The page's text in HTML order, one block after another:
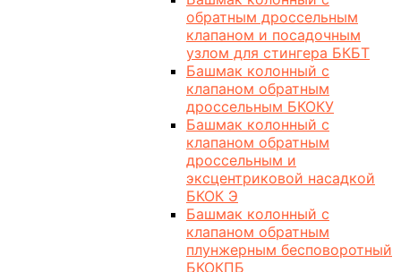
обратным дроссельным
клапаном и посадочным
узлом для стингера БКБТ
Башмак колонный с
клапаном обратным
дроссельным БКОКУ
Башмак колонный с
клапаном обратным
дроссельным и
эксцентриковой насадкой
БКОК Э
Башмак колонный с
клапаном обратным
плунжерным бесповоротный
БКОКПБ